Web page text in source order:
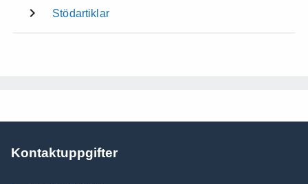
Stödartiklar
Kontaktuppgifter